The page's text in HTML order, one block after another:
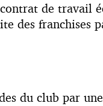
de travail
des franchises
du club par